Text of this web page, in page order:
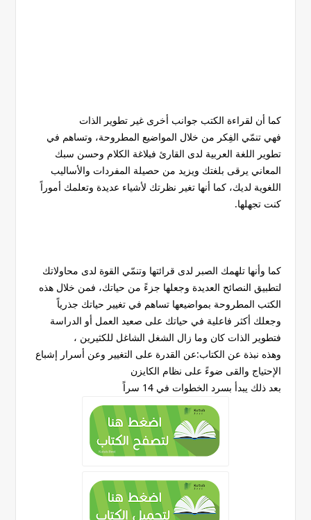
كما أن لقراءة الكتب جوانب أخرى غير تطوير الذات
فهي تنمّي الفِكر من خلال المواضيع المطروحة، وتساهم في
تطوير اللغة العربية لدى القارئ فبلاغة الكلام وحسن سبك
المعاني يرقى بلغتك ويزيد من حصيلة المفردات والأساليب
اللغوية لديك، كما أنها تغير نظرتك لأشياء عديدة وتعلمك أموراً
كنت تجهلها.
كما وأنها تلهمك الصبر لدى قرائتها وتنمّي القوة لدى محاولاتك
لتطبيق النصائح العديدة وجعلها جزءً من حياتك، فمن خلال هذه
الكتب المطروحة بمواضيعها تساهم في تغيير حياتك جذرياً
وجعلك أكثر فاعلية في حياتك على صعيد العمل أو الدراسة
فتطوير الذات كان وما زال الشغل الشاغل للكثيرين ،
وهذه نبذة عن الكتاب:عن القدرة على التغيير وعن أسرار إشباع
الإحتياج والقى ضوءً على نظام الكايزن
بعد ذلك يبدأ بسرد الخطوات في 14 سراً